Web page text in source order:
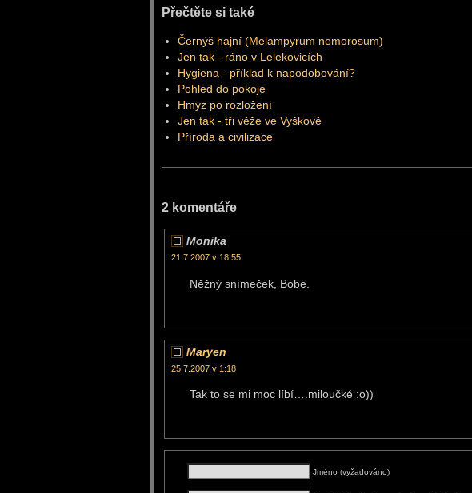
Přečtěte si také
Černýš hajní (Melampyrum nemorosum)
Jen tak - ráno v Lelekovicích
Hygiena - příklad k napodobování?
Pohled do pokoje
Hmyz po rozložení
Jen tak - tři věže ve Vyškově
Příroda a civilizace
2 komentáře
Monika
21.7.2007 v 18:55
Něžný snímeček, Bobe.
Maryen
25.7.2007 v 1:18
Tak to se mi moc líbí….miloučké :o))
Jméno (vyžadováno)